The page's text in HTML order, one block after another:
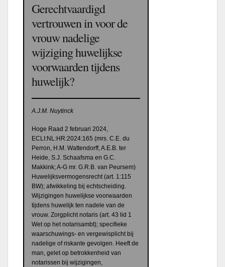
Gerechtvaardigd
vertrouwen in voor de
vrouw nadelige
wijziging huwelijkse
voorwaarden tijdens
huwelijk?
A.J.M. Nuytinck
Hoge Raad 2 februari 2024,
ECLI:NL:HR:2024:165 (mrs. C.E. du
Perron, H.M. Wattendorff, A.E.B. ter
Heide, S.J. Schaafsma en G.C.
Makkink; A-G mr. G.R.B. van Peursem)
Huwelijksvermogensrecht (art. 1:115
BW); afwikkeling bij echtscheiding.
Wijzigingen huwelijkse voorwaarden
tijdens huwelijk ten nadele van de
vrouw. Zorgplicht notaris (art. 43 lid 1
Wet op het notarisambt); specifieke
waarschuwings- en vergewisplicht bij
nadelige of riskante gevolgen. Heeft de
man, gelet op betrokkenheid van
notarissen bij wijzigingen,